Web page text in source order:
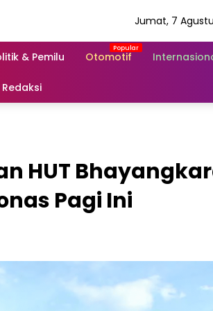
Jumat, 7
& Pemilu Otomotif
Redaksi
HUT
Pagi Ini